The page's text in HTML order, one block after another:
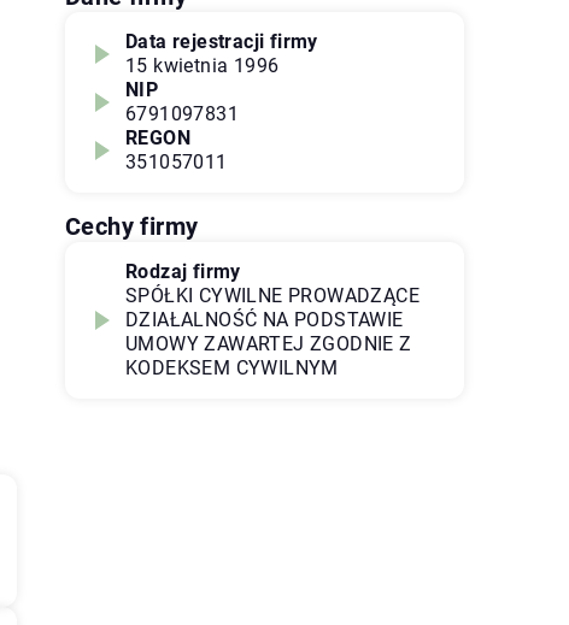
Data rejestracji firmy
15 kwietnia 1996
NIP
6791097831
REGON
351057011
Cechy firmy
Rodzaj firmy
SPÓŁKI CYWILNE PROWADZĄCE
DZIAŁALNOŚĆ NA PODSTAWIE
UMOWY ZAWARTEJ ZGODNIE Z
KODEKSEM CYWILNYM